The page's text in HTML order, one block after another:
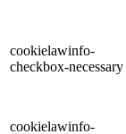
cookielawinfo-
checkbox-necessary
cookielawinfo-